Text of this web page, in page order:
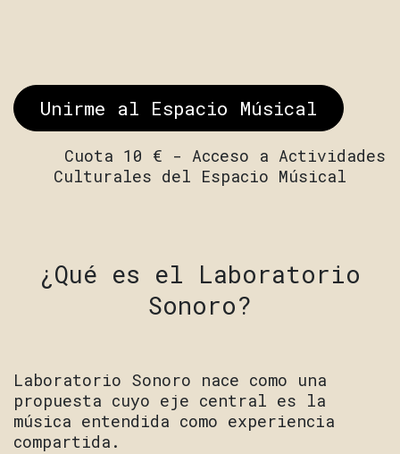
Unirme al Espacio Músical
Cuota 10 € - Acceso a Actividades
Culturales del Espacio Músical
¿Qué es el Laboratorio
Sonoro?
Laboratorio Sonoro nace como una
propuesta cuyo eje central es la
música entendida como experiencia
compartida.